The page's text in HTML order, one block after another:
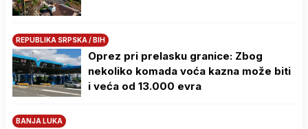
REPUBLIKA SRPSKA / BIH
Oprez pri prelasku granice: Zbog
nekoliko komada voća kazna može biti
i veća od 13.000 evra
BANJA LUKA